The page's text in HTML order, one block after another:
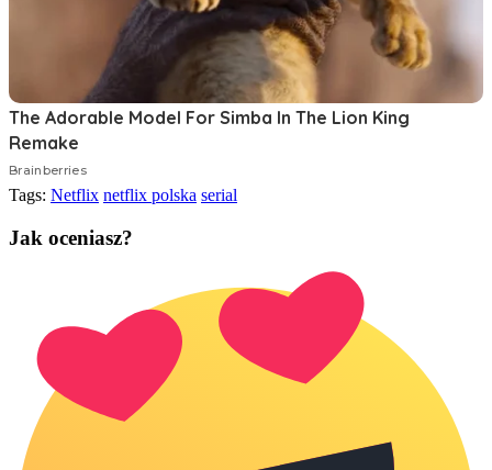
Tags: Netflix netflix polska serial
Jak oceniasz?